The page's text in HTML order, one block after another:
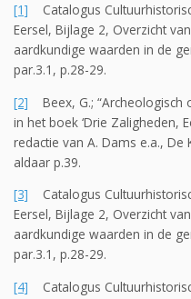
[1] Catalogus
Eersel, Bijlage 2, Overzicht
aardkundige waarden in de
par.3.1, p.28-29.
[2] Beex, G.; “Archeologisch
in het boek ‘Drie Zaligheden,
redactie van A. Dams e.a., De
aldaar p.39.
[3] Catalogus
Eersel, Bijlage 2, Overzicht
aardkundige waarden in de
par.3.1, p.28-29.
[4] Catalogus